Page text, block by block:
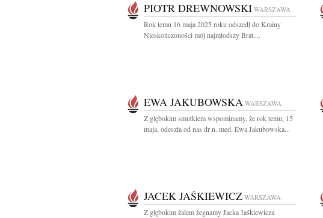
PIOTR DREWNOWSKI WARSZAWA
Rok temu 16 maja 2025 roku odszedł do Krainy
Nieskończoności mój najmłodszy Brat,...
EWA JAKUBOWSKA WARSZAWA
Z głębokim smutkiem wspominamy, że rok temu, 15
maja, odeszła od nas dr n. med. Ewa Jakubowska...
JACEK JAŚKIEWICZ WARSZAWA
Z głębokim żalem żegnamy Jacka Jaśkiewicza